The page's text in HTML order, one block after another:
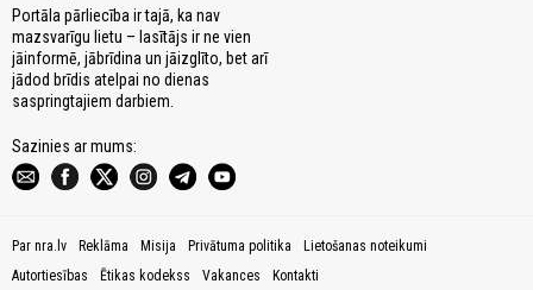
Portāla pārliecība ir tajā, ka nav
mazsvarīgu lietu – lasītājs ir ne vien
jāinformē, jābrīdina un jāizglīto, bet arī
jādod brīdis atelpai no dienas
saspringtajiem darbiem.
Sazinies ar mums:
Par nra.lv Reklāma Misija Privātuma politika
Lietošanas noteikumi
Autortiesības
Ētikas kodekss Vakances Kontakti